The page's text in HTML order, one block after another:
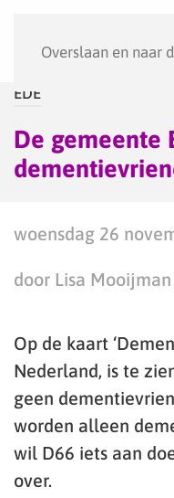
Overslaan en naar
EDE
De gemeente
woensdag 26
door Lisa Mooijman
Op de kaart
Nederland, is te
geen
worden alleen
wil D66 iets aan
over.